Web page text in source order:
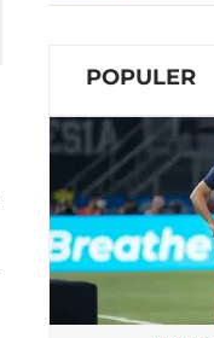
POPULER